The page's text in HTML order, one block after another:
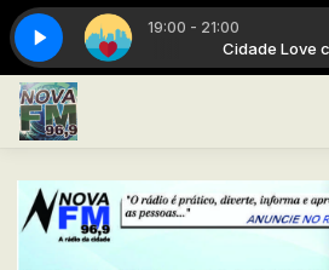
19:00 - 21:00
Love Cidade Love com
A Rádio da cidade